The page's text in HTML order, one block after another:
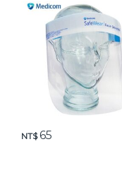
NT$65